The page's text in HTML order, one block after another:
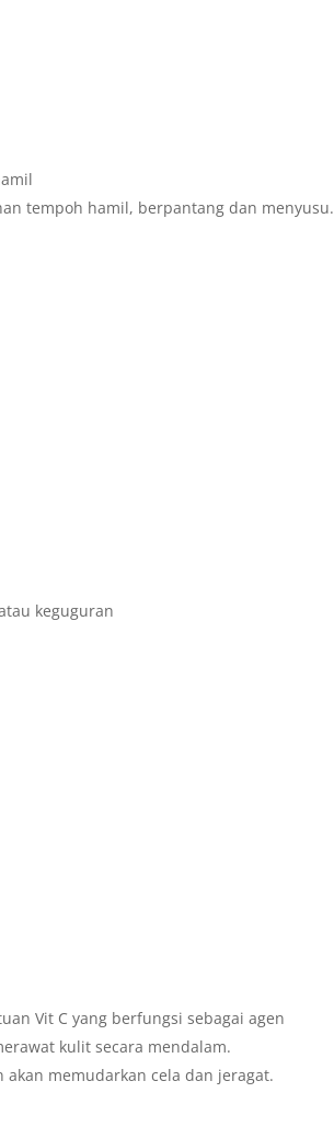
tempoh hamil, berpantang dan menyusu.
keguguran
Vit C yang berfungsi sebagai agen
kulit secara mendalam.
memudarkan cela dan jeragat.